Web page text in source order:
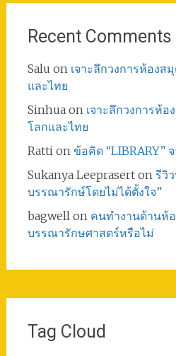
Recent Comments
Salu on เจาะลึกวงการห้องส
และไทย
Sinhuaon เจาะลึกวงการห้อ
โลกและไทย
Rattion ข้อคิด “LIBRARY”
Sukanya Leepraserton รีวิ
บรรณารักษ์โดยไม่ได้ตั้งใจ”
bagwellon คนทำงานด้านห้
บรรณารักษศาสตร์หรือไม่
Tag Cloud